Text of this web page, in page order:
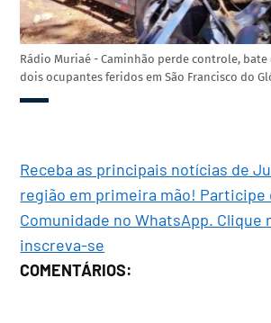
Rádio Muriaé - Caminhão perde controle, bate
dois ocupantes feridos em São Francisco do
Receba as principais notícias de
região em primeira mão! Participe
Comunidade no WhatsApp. Clique
inscreva-se
COMENTÁRIOS: